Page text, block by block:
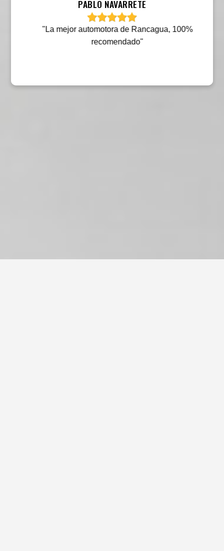
JORGE OLIVARES
PABLO NAVARRETE
"La mejor automotora de Rancagua, 100%
recomendado"